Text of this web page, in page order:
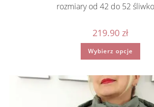
rozmiary od 42 do 52
219.90 zł
Wybierz opcje
Ten
ma
na